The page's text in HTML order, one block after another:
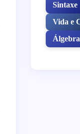
Sintaxe
Vida e